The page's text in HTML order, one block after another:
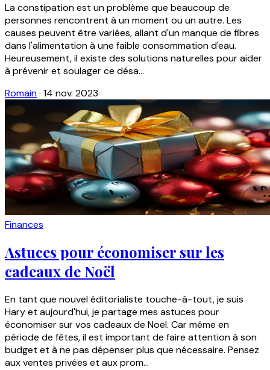
La constipation est un problème que beaucoup de
personnes rencontrent à un moment ou un autre. Les
causes peuvent être variées, allant d'un manque de fibres
dans l'alimentation à une faible consommation d'eau.
Heureusement, il existe des solutions naturelles pour aider
à prévenir et soulager ce désa...
Romain· 14 nov. 2023
Finances
Astuces pour économiser sur les
cadeaux de Noël
En tant que nouvel éditorialiste touche-à-tout, je suis
Hary et aujourd'hui, je partage mes astuces pour
économiser sur vos cadeaux de Noël. Car même en
période de fêtes, il est important de faire attention à son
budget et à ne pas dépenser plus que nécessaire. Pensez
aux ventes privées et aux prom...